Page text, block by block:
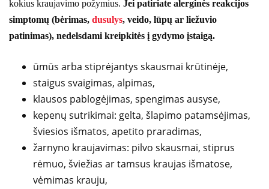
kokius kraujavimo požymius. Jei patiriate alerginės reakcijos
simptomų (bėrimas, dusulys, veido, lūpų ar liežuvio
patinimas), nedelsdami kreipkitės į gydymo įstaigą.
ūmūs arba stiprėjantys skausmai krūtinėje,
staigus svaigimas, alpimas,
klausos pablogėjimas, spengimas ausyse,
kepenų sutrikimai: gelta, šlapimo patamsėjimas,
šviesios išmatos, apetito praradimas,
žarnyno kraujavimas: pilvo skausmai, stiprus
rėmuo, šviežias ar tamsus kraujas išmatose,
vėmimas krauju,